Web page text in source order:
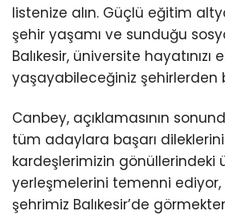
listenize alın. Güçlü eğitim
şehir yaşamı ve sunduğu
Balıkesir, üniversite hayatınızı
yaşayabileceğiniz şehirlerden
Canbey, açıklamasının
tüm adaylara başarı
kardeşlerimizin gönüllerindeki
yerleşmelerini temenni ediyor,
şehrimiz Balıkesir’de